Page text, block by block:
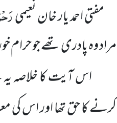
مفتی احمد یار خان نعیمی
مراد وہ پادری تھے جو
اس آیت کا خلاصہ
کرنے کا حق تھا اور اس